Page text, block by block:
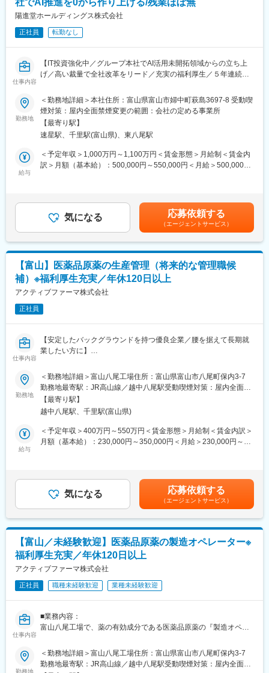
・AIエージェント設計・導入支援
※業務部門や上位ポジション（マネージャー）と連携し、技術面か
ら全社展開を推進いただきます。
■ポジションの魅力：
・AI基盤が未整備な環境で、ゼロから設計・構築に携われる
・生成AI・RAGなど最先端技術を実ビジネスに適用可能
・経営主導プロジェクトのため意思決定が速い
・将来的にテックリード／アーキテクト／組織中核へのキャリア
パス
株式会社陽進堂は原薬開発から最終製品製造まで一貫した生産体
制を持ったジェネリック医薬品メーカーです。
グループとして幅広い事業展開を行っています。
変更の範囲：会社の定める業務
社でAI推進を0から作り上げる/残業ほぼ無
陽進堂ホールディングス株式会社
正社員 転勤なし
仕事内容
【IT投資強化中／グループ本社でAI活用未開拓領域からの立ち上
げ／高い裁量で全社改革をリード／充実の福利厚生／５年連続売
■業務内容：
2026年より経営主導でAI活用を本格推進しており、専任組織の立
ち上げに伴う中核人材を募集しています。現状AI活用は限定的で
あり、ゼロに近い状態から全社AX・AgXを設計・推進いただきま
す。
・業務プロセスの棚卸しおよび改善設計
・社内データ活用戦略の立案
・AIエージェント／RAG等の導入・活用設計
※将来的には部門責任者として組織構築・マネジメントも担ってい
ただく想定です。
■組織状況
IT・DX戦略部専任部長のみがAI推進に携わっています。AI推進を
すべく、ここから専任担当を採用し、社内に普及していく予定で
す。
■ポジションの魅力：
・AI/DX領域が未開拓のため、ゼロからの構想設計が可能
・全社変革プロジェクトの中核として影響力が大きい
・グループ統合・事業拡大フェーズと重なる成長環境
・バイオ医薬など先端領域との掛け合わせによるDX推進
・「PoC止まりではなく実運用までやり切る」経験が可能
■当社について：
株式会社陽進堂は原薬開発から最終製品製造まで一貫した生産体
開発を行っているケミカルバイオリサーチ株式会社があります。
グループとして幅広い事業展開を行っています。
変更の範囲：会社の定める業務
勤務地
＜勤務地詳細＞本社住所：富山県富山市婦中町萩島3697-8 受動喫
煙対策：屋内全面禁煙変更の範囲：会社の定める事業所
【最寄り駅】
速星駅、千里駅(富山県)、東八尾駅
給与
＜予定年収＞1,000万円～1,100万円＜賃金形態＞月給制＜賃金内
訳＞月額（基本給）：500,000円～550,000円＜月給＞500,000円
考を通じて上下する可能性があります。月給(月額)は固定手当を含
めた表記です。
気になる 応募依頼する
（エージェントサービス）
【富山】医薬品原薬の生産管理（将来的な管理職候
補）※福利厚生充実／年休120日以上
アクティブファーマ株式会社
正社員
仕事内容
【安定したバックグラウンドを持つ優良企業／腰を据えて長期就
業したい方に】
三谷産業を親会社に持ち、医薬品原薬を開発製造販売する当社の
富山八尾工場の生産管理課にて、ご経験ある業務から徐々にをお
任せします。
・生産計画
・原価計算
・納期管理
・在庫管理
■ポジションの魅力：
医薬品原薬の開発・製造・販売を通じ、医薬品の製造を根本から
支え、人々の健康維持に貢献できます。また当社は、三谷産業株
得100％（2024年度実績）と社員の働き方改善にもかなり力を入
れております。
■組織構成：
7名で構成されており、20～50代と幅広い年代の方にご活躍いた
だいております。中途採用の方も多く定着しやすい雰囲気があり
ます。
■企業の魅力：
年間休日120日以上、残業時間1分単位での支給、福利厚生充実の
カーの受託製造にも注力し、海外の厳しい審査基準にも耐えうる
原薬の開発に力を入れております。
勤務地
＜勤務地詳細＞富山八尾工場住所：富山県富山市八尾町保内3-7
勤務地最寄駅：JR高山線／越中八尾駅受動喫煙対策：屋内全面禁
煙【最寄り駅】
越中八尾駅、千里駅(富山県)
給与
＜予定年収＞400万円～550万円＜賃金形態＞月給制＜賃金内訳＞
月額（基本給）：230,000円～350,000円＜月給＞230,000円～
分単位で支給賃金はあくまでも目安の金額であり、選考を通じて
上下する可能性があります。月給(月額)は固定手当を含めた表記で
す。
気になる 応募依頼する
（エージェントサービス）
【富山／未経験歓迎】医薬品原薬の製造オペレーター※
福利厚生充実／年休120日以上
アクティブファーマ株式会社
正社員 職種未経験歓迎 業種未経験歓迎
仕事内容
■業務内容：
富山八尾工場で、薬の有効成分である医薬品原薬の『製造オペレ
定企業で働きたい方はぜひご応募ください。
■業務詳細：
勤務地
＜勤務地詳細＞富山八尾工場住所：富山県富山市八尾町保内3-7
勤務地最寄駅：JR高山線／越中八尾駅受動喫煙対策：屋内全面禁